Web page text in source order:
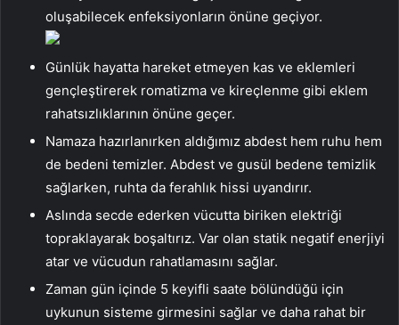
oluşabilecek enfeksiyonların önüne geçiyor.
Günlük hayatta hareket etmeyen kas ve eklemleri
gençleştirerek romatizma ve kireçlenme gibi eklem
rahatsızlıklarının önüne geçer.
Namaza hazırlanırken aldığımız abdest hem ruhu hem
de bedeni temizler. Abdest ve gusül bedene temizlik
sağlarken, ruhta da ferahlık hissi uyandırır.
Aslında secde ederken vücutta biriken elektriği
topraklayarak boşaltırız. Var olan statik negatif enerjiyi
atar ve vücudun rahatlamasını sağlar.
Zaman gün içinde 5 keyifli saate bölündüğü için
uykunun sisteme girmesini sağlar ve daha rahat bir